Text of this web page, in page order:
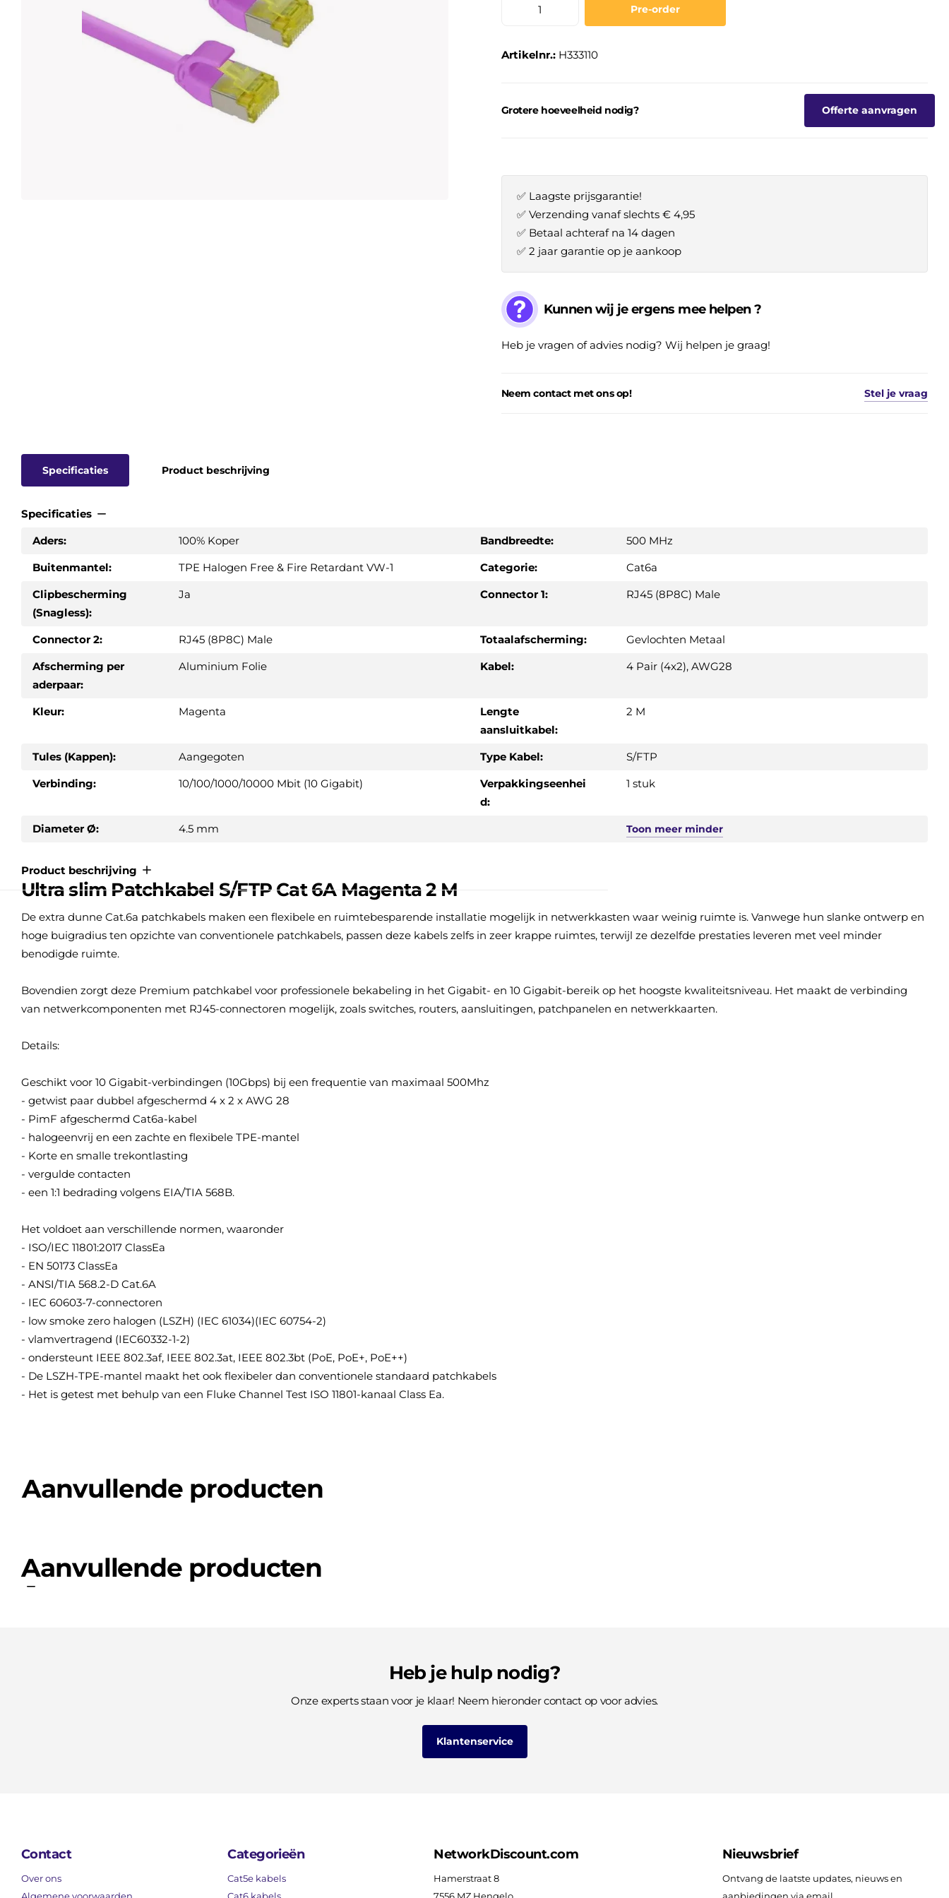
Pre-order
Artikelnr.:H333110
Grotere hoeveelheid nodig? Offerte aanvragen
✅ Laagste prijsgarantie!
✅ Verzending vanaf slechts € 4,95
✅ Betaal achteraf na 14 dagen
✅ 2 jaar garantie op je aankoop
Kunnen wij je ergens mee helpen ?
Heb je vragen of advies nodig? Wij helpen je graag!
Neem contact met ons op! Stel je vraag
Specificaties Product beschrijving
Specificaties
Aders:
100% Koper Bandbreedte:
500 MHz
Buitenmantel:
TPE Halogen Free & Fire Retardant VW-1 Categorie:
Cat6a
Clipbescherming
(Snagless):
Ja Connector 1: RJ45 (8P8C) Male
Connector 2: RJ45 (8P8C) Male Totaalafscherming:
Gevlochten Metaal
Afscherming per
aderpaar:
Aluminium Folie Kabel: 4 Pair (4x2), AWG28
Kleur: Magenta
Lengte
aansluitkabel:
2 M
Tules (Kappen): Aangegoten Type Kabel:
S/FTP
Verbinding:
10/100/1000/10000 Mbit (10 Gigabit)
Verpakkingseenhei
d:
1 stuk
Diameter Ø: 4.5 mm Toon meer minder
Product beschrijving
Ultra slim Patchkabel S/FTP Cat 6A Magenta 2 M
De extra dunne Cat.6a patchkabels maken een flexibele en ruimtebesparende installatie mogelijk in netwerkkasten waar weinig ruimte is. Vanwege hun slanke ontwerp en
hoge buigradius ten opzichte van conventionele patchkabels, passen deze kabels zelfs in zeer krappe ruimtes, terwijl ze dezelfde prestaties leveren met veel minder
benodigde ruimte.
Bovendien zorgt deze Premium patchkabel voor professionele bekabeling in het Gigabit- en 10 Gigabit-bereik op het hoogste kwaliteitsniveau. Het maakt de verbinding
van netwerkcomponenten met RJ45-connectoren mogelijk, zoals switches, routers, aansluitingen, patchpanelen en netwerkkaarten.
Details:
Geschikt voor 10 Gigabit-verbindingen (10Gbps) bij een frequentie van maximaal 500Mhz
- getwist paar dubbel afgeschermd 4 x 2 x AWG 28
- PimF afgeschermd Cat6a-kabel
- halogeenvrij en een zachte en flexibele TPE-mantel
- Korte en smalle trekontlasting
- vergulde contacten
- een 1:1 bedrading volgens EIA/TIA 568B.
Het voldoet aan verschillende normen, waaronder
- ISO/IEC 11801:2017 ClassEa
- EN 50173 ClassEa
- ANSI/TIA 568.2-D Cat.6A
- IEC 60603-7-connectoren
- low smoke zero halogen (LSZH) (IEC 61034)(IEC 60754-2)
- vlamvertragend (IEC60332-1-2)
- ondersteunt IEEE 802.3af, IEEE 802.3at, IEEE 802.3bt (PoE, PoE+, PoE++)
- De LSZH-TPE-mantel maakt het ook flexibeler dan conventionele standaard patchkabels
- Het is getest met behulp van een Fluke Channel Test ISO 11801-kanaal Class Ea.
Aanvullende producten
Aanvullende producten
Heb je hulp nodig?
Onze experts staan voor je klaar! Neem hieronder contact op voor advies.
Klantenservice
Contact
Over ons
Algemene voorwaarden
Categorieën
Cat5e kabels
Cat6 kabels
NetworkDiscount.com
Hamerstraat 8
7556 MZ Hengelo
Nieuwsbrief
Ontvang de laatste updates, nieuws en
aanbiedingen via email